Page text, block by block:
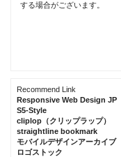
する場合がございます。
Recommend Link
Responsive Web Design JP
S5-Style
cliplop（クリップラップ）
straightline bookmark
モバイルデザインアーカイブ
ロゴストック